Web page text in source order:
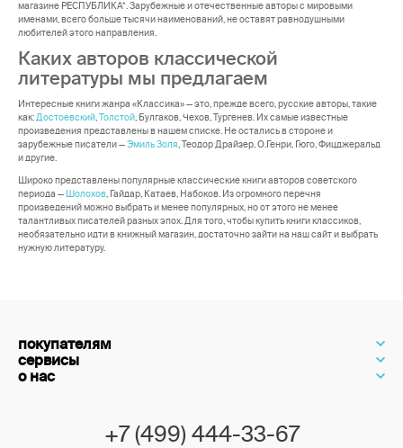
магазине РЕСПУБЛИКА*. Зарубежные и отечественные авторы с мировыми
именами, всего больше тысячи наименований, не оставят равнодушными
любителей этого направления.
Каких авторов классической
литературы мы предлагаем
Интересные книги жанра «Классика» — это, прежде всего, русские авторы, такие
как: Достоевский Толстой , Булгаков, Чехов, Тургенев. Их самые известные
произведения представлены в нашем списке. Не остались в стороне и
зарубежные писатели —Эмиль Золя , Теодор Драйзер, О.Генри, Гюго, Фицджеральд
и другие.
Широко представлены популярные классические книги авторов советского
периода —
Шолохов , Гайдар, Катаев, Набоков. Из огромного перечня
произведений можно выбрать и менее популярных, но от этого не менее
талантливых писателей разных эпох. Для того, чтобы купить книги классиков,
необязательно идти в книжный магазин, достаточно зайти на наш сайт и выбрать
нужную литературу.
покупателям
сервисы
о нас
+7 (499) 444-33-67